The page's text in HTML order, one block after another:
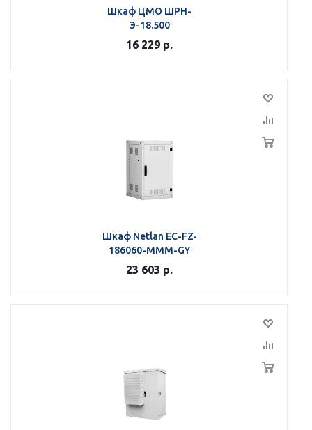
Шкаф ЦМО ШРН-
Э-18.500
16 229 р.
Шкаф Netlan EC-FZ-
186060-MMM-GY
23 603 р.